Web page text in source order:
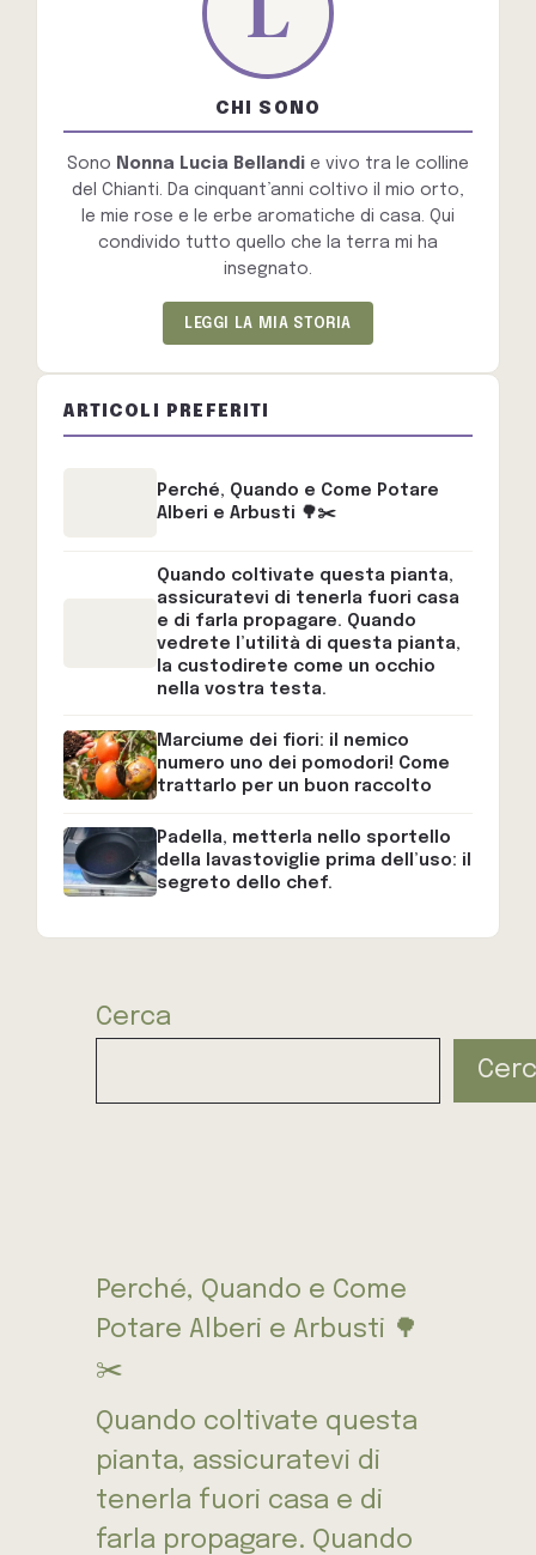
CHI SONO
Sono Nonna Lucia Bellandi e vivo tra le colline
del Chianti. Da cinquant’anni coltivo il mio orto,
le mie rose e le erbe aromatiche di casa. Qui
condivido tutto quello che la terra mi ha
insegnato.
LEGGI LA MIA STORIA
ARTICOLI PREFERITI
Perché, Quando e Come Potare
Alberi e Arbusti 🌳✂️
Quando coltivate questa pianta,
assicuratevi di tenerla fuori casa
e di farla propagare. Quando
vedrete l’utilità di questa pianta,
la custodirete come un occhio
nella vostra testa.
Marciume dei fiori: il nemico
numero uno dei pomodori! Come
trattarlo per un buon raccolto
Padella, metterla nello sportello
della lavastoviglie prima dell’uso: il
segreto dello chef.
Cerca
Perché, Quando e Come
Potare Alberi e Arbusti 🌳
✂️
Quando coltivate questa
pianta, assicuratevi di
tenerla fuori casa e di
farla propagare. Quando